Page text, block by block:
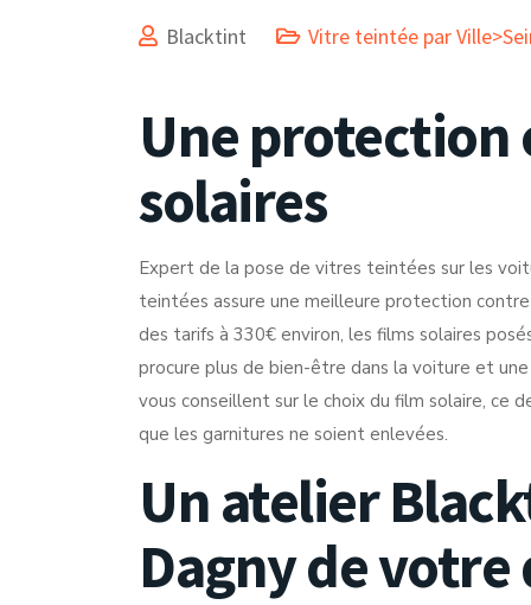
Blacktint Vitre teintée par
Une protection
solaires
Expert de la pose de vitres teintées sur les
teintées assure une meilleure protection
des tarifs à 330€ environ, les films solaires
procure plus de bien-être dans la voiture et
vous conseillent sur le choix du film solaire, ce
que les garnitures ne soient enlevées.
Un atelier
Dagny de